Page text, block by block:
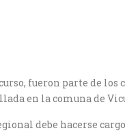
fueron parte de
en la comuna de
debe hacerse